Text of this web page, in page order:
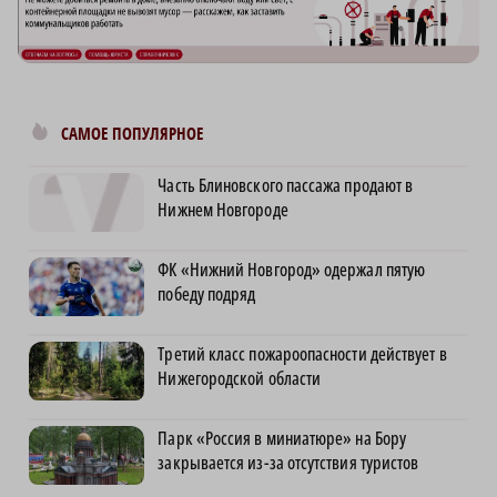
САМОЕ ПОПУЛЯРНОЕ
Часть Блиновского пассажа продают в
Нижнем Новгороде
ФК «Нижний Новгород» одержал пятую
победу подряд
Третий класс пожароопасности действует в
Нижегородской области
Парк «Россия в миниатюре» на Бору
закрывается из-за отсутствия туристов